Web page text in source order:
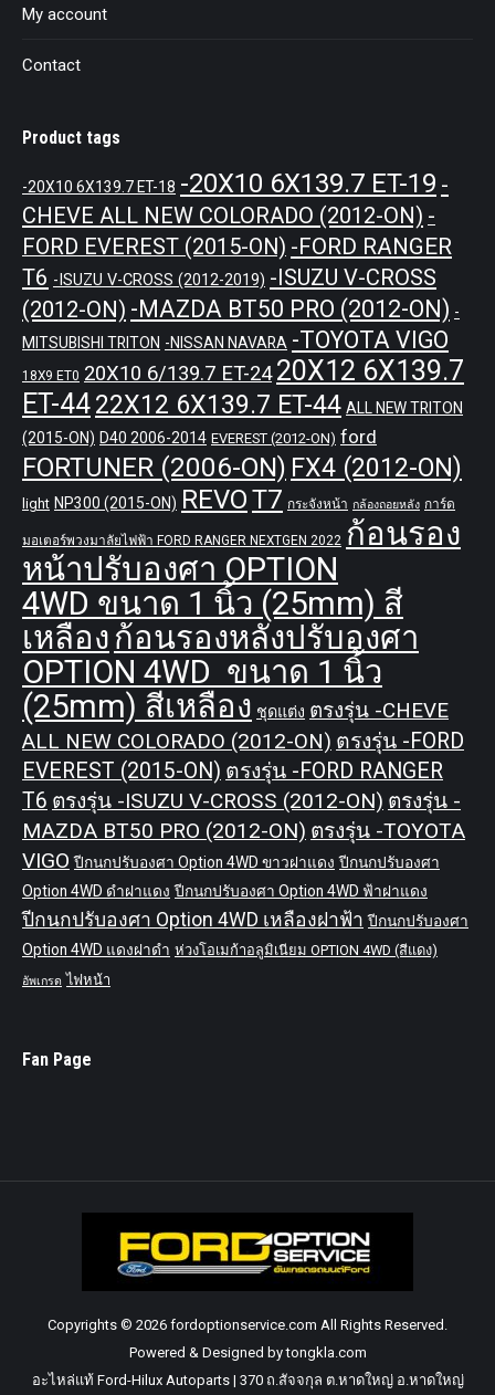
My account
Contact
Product tags
-20X10 6X139.7 ET-18 -20X10 6X139.7 ET-19 -
CHEVE ALL NEW COLORADO (2012-ON) -
FORD EVEREST (2015-ON) -FORD RANGER
T6 -ISUZU V-CROSS (2012-2019) -ISUZU V-CROSS
(2012-ON) -MAZDA BT50 PRO (2012-ON) -
MITSUBISHI TRITON -NISSAN NAVARA -TOYOTA VIGO
18X9 ET0 20X10 6/139.7 ET-24 20X12 6X139.7
ET-4422X12 6X139.7 ET-44 ALL NEW TRITON
(2015-ON) D40 2006-2014 EVEREST (2012-ON) ford
FORTUNER (2006-ON) FX4 (2012-ON)
light NP300 (2015-ON) REVOT7 กระจังหน้า กล้องถอยหลัง การ์ด
มอเตอร์พวงมาลัยไฟฟ้า FORD RANGER NEXTGEN 2022 ก้อนรอง
หน้าปรับองศา OPTION
4WD ขนาด 1 นิ้ว (25mm) สี
เหลือง ก้อนรองหลังปรับองศา
OPTION 4WD ขนาด 1 นิ้ว
(25mm) สีเหลือง ชุดแต่ง ตรงรุ่น -CHEVE
ALL NEW COLORADO (2012-ON) ตรงรุ่น -FORD
EVEREST (2015-ON) ตรงรุ่น -FORD RANGER
T6 ตรงรุ่น -ISUZU V-CROSS (2012-ON) ตรงรุ่น -
MAZDA BT50 PRO (2012-ON) ตรงรุ่น -TOYOTA
VIGO ปีกนกปรับองศา Option 4WD ขาวฝาแดง ปีกนกปรับองศา
Option 4WD ดำฝาแดง ปีกนกปรับองศา Option 4WD ฟ้าฝาแดง
ปีกนกปรับองศา Option 4WD เหลืองฝาฟ้า ปีกนกปรับองศา
Option 4WD แดงฝาดำ ห่วงโอเมก้าอลูมิเนียม OPTION 4WD (สีแดง)
อัพเกรด ไฟหน้า
Fan Page
Copyrights © 2026 fordoptionservice.com All Rights Reserved.
Powered & Designed by tongkla.com
อะไหล่แท้ Ford-Hilux Autoparts | 370 ถ.สัจจกุล ต.หาดใหญ่ อ.หาดใหญ่